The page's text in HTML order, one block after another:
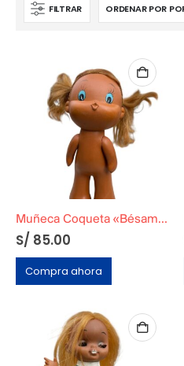
FILTRAR
Muñeca Coqueta «Bésame»
S/ 85.00
Compra ahora